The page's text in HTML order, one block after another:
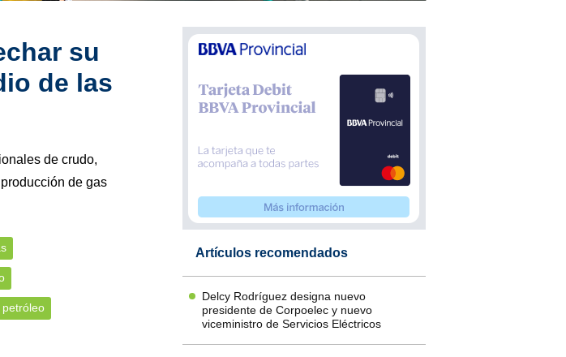
su
de las
de crudo,
de gas
petróleo
Artículos recomendados
Delcy Rodríguez designa nuevo
presidente de Corpoelec y nuevo
viceministro de Servicios Eléctricos